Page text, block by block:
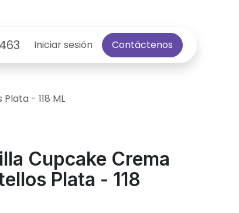
Iniciar sesión Contáctenos
- 118 ML
Cupcake Crema
Plata - 118